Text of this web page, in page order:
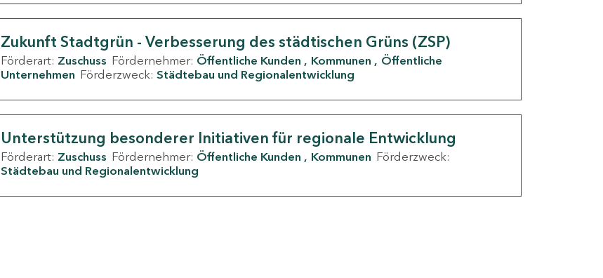
Zukunft Stadtgrün - Verbesserung des städtischen Grüns (ZSP)
Förderart: Zuschuss Fördernehmer: Öffentliche Kunden Kommunen
Öffentliche
Unternehmen Förderzweck: Städtebau und Regionalentwicklung
Unterstützung besonderer Initiativen für regionale Entwicklung
Förderart: Zuschuss Fördernehmer: Öffentliche Kunden Kommunen Förderzweck:
Städtebau und Regionalentwicklung